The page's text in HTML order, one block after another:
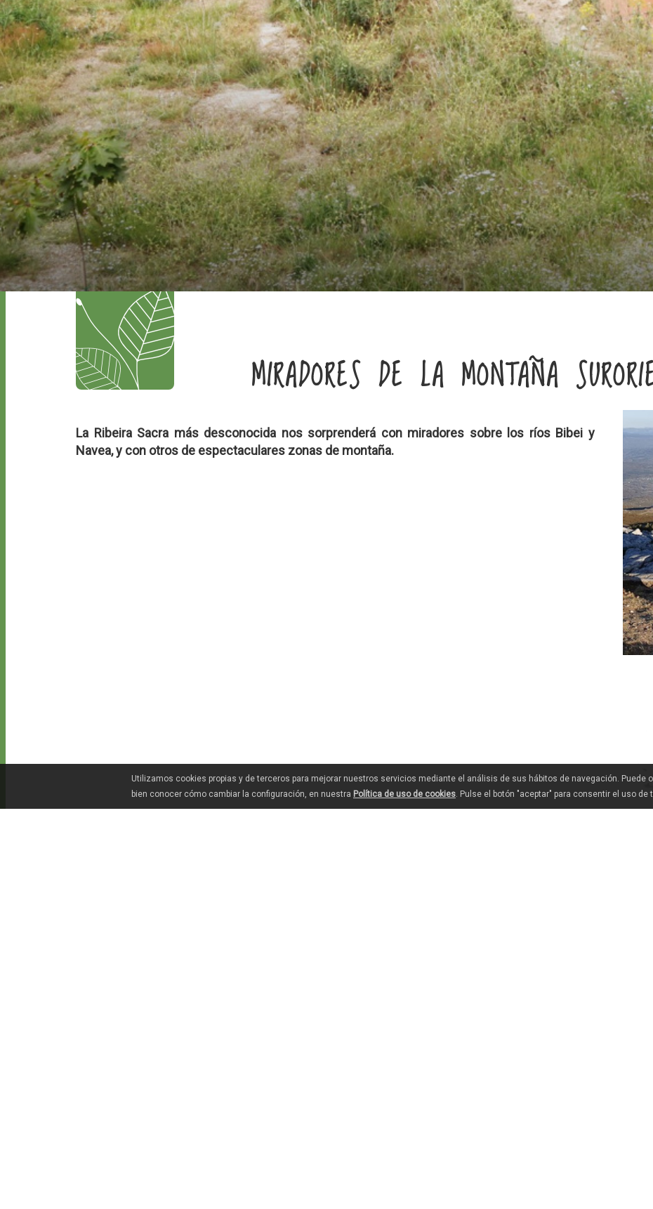
MIRADORES DE LA MONTAÑA
La Ribeira Sacra más desconocida nos sorprenderá con miradores sobre los ríos Bibei y
Navea, y con otros de espectaculares zonas de montaña.
Utilizamos cookies propias y de terceros para mejorar nuestros servicios mediante el análisis de sus hábitos de navegación. Puede
bien conocer cómo cambiar la configuración, en nuestra Política de uso de cookies. Pulse el botón "aceptar" para consentir el uso de